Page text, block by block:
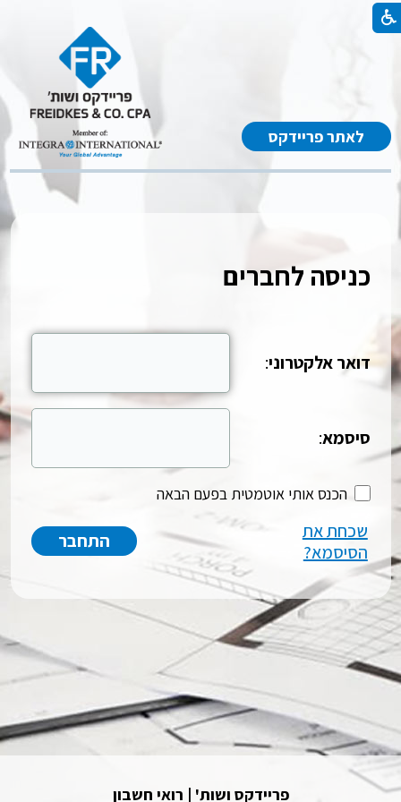
לאתר פריידקס
כניסה לחברים
דואר אלקטרוני:
סיסמא:
הכנס אותי אוטמטית בפעם הבאה
שכחת את
הסיסמא?
פריידקס ושות' | רואי חשבון